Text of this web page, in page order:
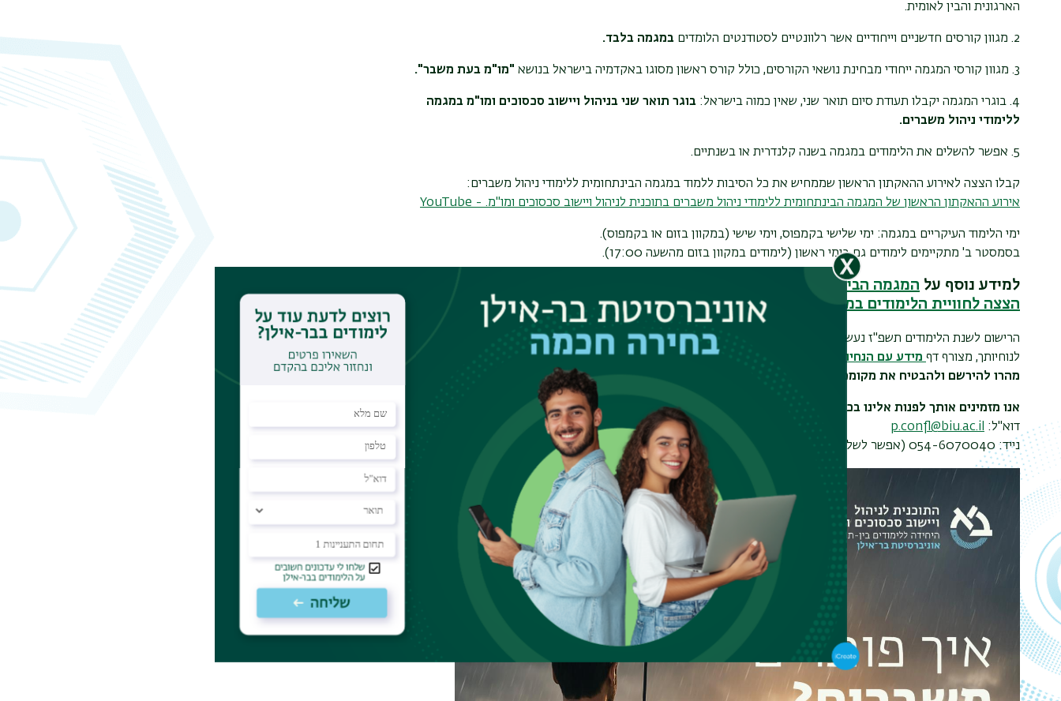
הארגונית והבין לאומית.
2. מגוון קורסים חדשניים וייחודיים אשר רלוונטיים לסטודנטים הלומדים במגמה בלבד.
3. מגוון קורסי המגמה ייחודי מבחינת נושאי הקורסים, כולל קורס ראשון מסוגו באקדמיה בישראל בנושא "מו"מ בעת משבר".
4. בוגרי המגמה יקבלו תעודת סיום תואר שני, שאין כמוה בישראל:
בוגר תואר שני בניהול ויישוב סכסוכים ומו"מ במגמה
ללימודי ניהול משברים.
5. אפשר להשלים את הלימודים במגמה בשנה קלנדרית או בשנתיים.
קבלו הצצה לאירוע ההאקתון הראשון שממחיש את כל הסיבות ללמוד במגמה הבינתחומית ללימודי ניהול משברים:
אירוע ההאקתון הראשון של המגמה הבינתחומית ללימודי ניהול משברים בתוכנית לניהול ויישוב סכסוכים ומו"מ. - YouTube
ימי הלימוד העיקריים במגמה: ימי שלישי בקמפוס, וימי שישי (במקוון בזום או בקמפוס).
בסמסטר ב' מתקיימים לימודים גם בימי ראשון (לימודים במקוון בזום מהשעה 17:00).
למידע נוסף על המגמה הבינתחומית ללימודי ניהול משברים
הצצה לחוויית הלימודים במגמה ללימודי ניהול משברים
הרישום לשנת הלימודים תשפ"ז נעשה באופן מקוון, באמצעות לחיצה על הקישור "הרשמה".
לנוחיותך, מצורף דף מידע עם הנחיות לרישום.
מהרו להירשם ולהבטיח את מקומכם.
אנו מזמינים אותך לפנות אלינו בכל שאלה
דוא"ל:
p.confl@biu.ac.il
נייד: 054-6070040 (אפשר לשלוח מסרונים)